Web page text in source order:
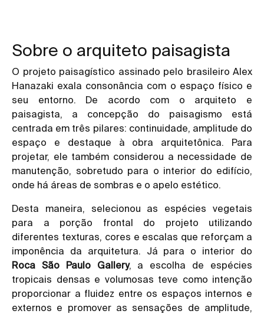
Sobre o arquiteto paisagista
O projeto paisagístico assinado pelo brasileiro Alex
Hanazaki exala consonância com o espaço físico e
seu entorno. De acordo com o arquiteto e
paisagista, a concepção do paisagismo está
centrada em três pilares: continuidade, amplitude do
espaço e destaque à obra arquitetônica. Para
projetar, ele também considerou a necessidade de
manutenção, sobretudo para o interior do edifício,
onde há áreas de sombras e o apelo estético.
Desta maneira, selecionou as espécies vegetais
para a porção frontal do projeto utilizando
diferentes texturas, cores e escalas que reforçam a
imponência da arquitetura. Já para o interior do
Roca São Paulo Gallery, a escolha de espécies
tropicais densas e volumosas teve como intenção
proporcionar a fluidez entre os espaços internos e
externos e promover as sensações de amplitude,